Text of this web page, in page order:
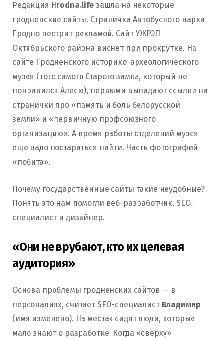
Редакция Hrodna.life зашла на некоторые
гродненские сайты. Страничка Автобусного парка
Гродно пестрит рекламой. Сайт УЖРЭП
Октябрьского района виснет при прокрутке. На
сайте Гродненского историко-археологического
музея (того самого Старого замка, который не
понравился Алесю), первыми выпадают ссылки на
странички про «память и боль белорусской
земли» и «первичную профсоюзного
организацию». А время работы отделений музея
еще надо постараться найти. Часть фотографий
«побита».
Почему государственные сайты такие неудобные?
Понять это нам помогли веб-разработчик, SEO-
специалист и дизайнер.
«Они не врубают, кто их целевая
аудитория»
Основа проблемы гродненских сайтов — в
персоналиях, считает SEO-специалист Владимир
(имя изменено). На местах сидят люди, которые
мало знают о разработке. Когда «сверху»